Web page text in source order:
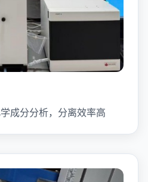
成分分析，分离效率高